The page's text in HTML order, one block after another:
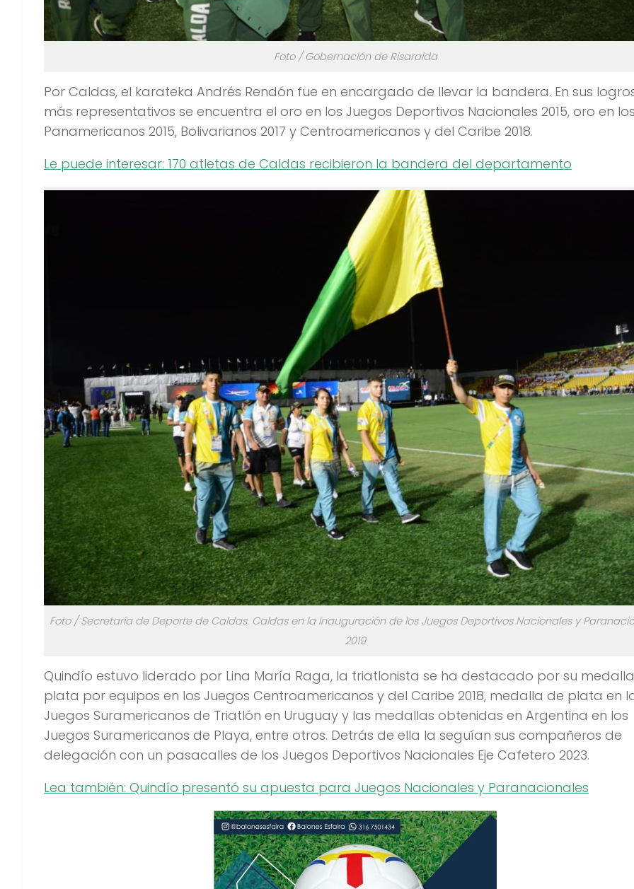
Foto / Gobernación de Risaralda
Por Caldas, el karateka Andrés Rendón fue en encargado de llevar la bandera. En sus
más representativos se encuentra el oro en los Juegos Deportivos Nacionales 2015, oro en
Panamericanos 2015, Bolivarianos 2017 y Centroamericanos y del Caribe 2018.
Le puede interesar: 170 atletas de Caldas recibieron la bandera del departamento
Foto / Secretaría de Deporte de Caldas. Caldas en la Inauguración de los Juegos Deportivos Nacionales y
2019
Quindío estuvo liderado por Lina María Raga, la triatlonista se ha destacado por su
plata por equipos en los Juegos Centroamericanos y del Caribe 2018, medalla de plata en
Juegos Suramericanos de Triatlón en Uruguay y las medallas obtenidas en Argentina en los
Juegos Suramericanos de Playa, entre otros. Detrás de ella la seguían sus compañeros de
delegación con un pasacalles de los Juegos Deportivos Nacionales Eje Cafetero 2023.
Lea también: Quindío presentó su apuesta para Juegos Nacionales y Paranacionales